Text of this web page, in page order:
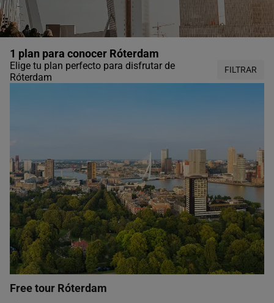
1 plan para conocer Róterdam
Elige tu plan perfecto para disfrutar de
Róterdam
FILTRAR
Free tour Róterdam